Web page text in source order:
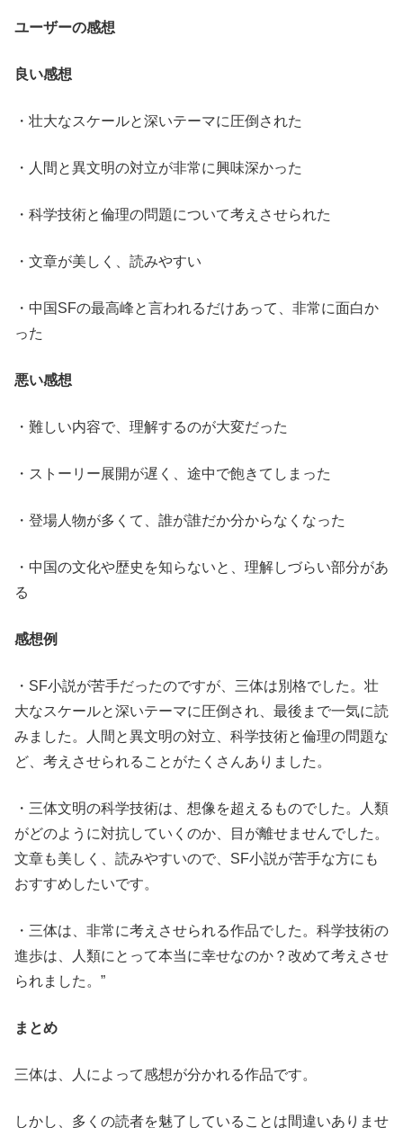
ユーザーの感想
良い感想
・壮大なスケールと深いテーマに圧倒された
・人間と異文明の対立が非常に興味深かった
・科学技術と倫理の問題について考えさせられた
・文章が美しく、読みやすい
・中国SFの最高峰と言われるだけあって、非常に面白か
った
悪い感想
・難しい内容で、理解するのが大変だった
・ストーリー展開が遅く、途中で飽きてしまった
・登場人物が多くて、誰が誰だか分からなくなった
・中国の文化や歴史を知らないと、理解しづらい部分があ
る
感想例
・SF小説が苦手だったのですが、三体は別格でした。壮
大なスケールと深いテーマに圧倒され、最後まで一気に読
みました。人間と異文明の対立、科学技術と倫理の問題な
ど、考えさせられることがたくさんありました。
・三体文明の科学技術は、想像を超えるものでした。人類
がどのように対抗していくのか、目が離せませんでした。
文章も美しく、読みやすいので、SF小説が苦手な方にも
おすすめしたいです。
・三体は、非常に考えさせられる作品でした。科学技術の
進歩は、人類にとって本当に幸せなのか？改めて考えさせ
られました。”
まとめ
三体は、人によって感想が分かれる作品です。
しかし、多くの読者を魅了していることは間違いありませ